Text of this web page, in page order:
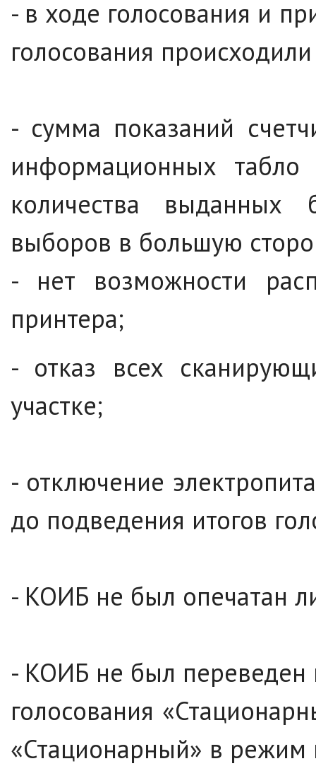
- в ходе голосования и
голосования
- сумма показаний
информационных
количества
выборов в большую
- нет возможности
принтера;
- отказ всех
участке;
- отключение
до подведения итогов
- КОИБ не был опечатан
- КОИБ не был переведен
голосования
«Стационарный» в режим